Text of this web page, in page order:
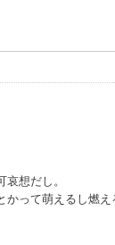
想だし。
かって萌えるし燃